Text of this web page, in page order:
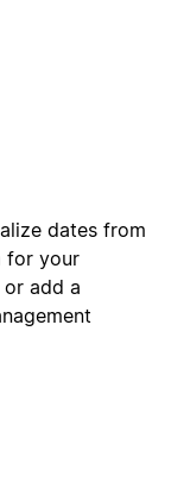
dates from
for your
add a